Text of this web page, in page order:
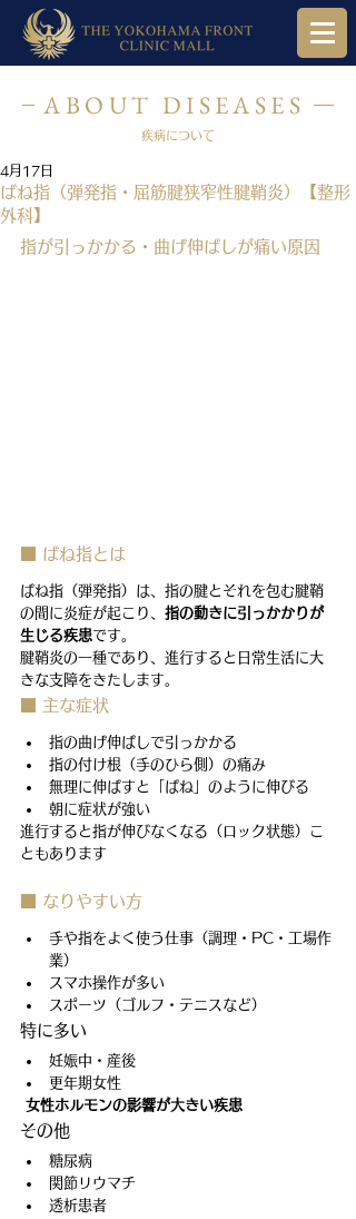
ABOUT DISEASES
疾病について
ばね指（弾発指・屈筋腱狭窄性腱鞘炎）【整形
外科】
4月17日
指が引っかかる・曲げ伸ばしが痛い原因
■ ばね指とは
ばね指（弾発指）は、指の腱とそれを包む腱鞘
の間に炎症が起こり、 指の動きに引っかかりが
生じる疾患です。
腱鞘炎の一種であり、進行すると日常生活に大
きな支障をきたします。
■ 主な症状
指の曲げ伸ばしで引っかかる
指の付け根（手のひら側）の痛み
無理に伸ばすと「ばね」のように伸びる
朝に症状が強い
進行すると指が伸びなくなる（ロック状態）こ
ともあります
■ なりやすい方
手や指をよく使う仕事（調理・PC・工場作
業）
スマホ操作が多い
スポーツ（ゴルフ・テニスなど）
特に多い
妊娠中・産後
更年期女性
女性ホルモンの影響が大きい疾患
その他
糖尿病
関節リウマチ
透析患者